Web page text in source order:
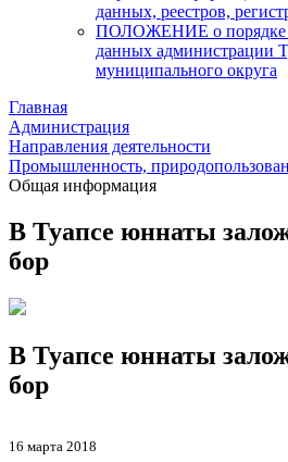
данных, реестров,
ПОЛОЖЕНИЕ о порядке
данных администрации
муниципального округа
Главная
Администрация
Направления деятельности
Промышленность,
Общая информация
В Туапсе юннаты
бор
В Туапсе юннаты
бор
16 марта 2018